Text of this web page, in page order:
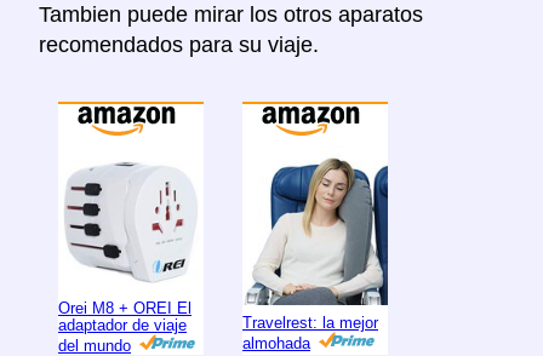
Tambien puede mirar los otros aparatos
recomendados para su viaje.
Orei M8 + OREI El
adaptador de viaje
del mundo
Travelrest: la mejor
almohada